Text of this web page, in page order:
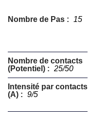
Nombre de Pas : 15
Nombre de contacts
(Potentiel) : 25/50
Intensité par contacts
(A) : 9/5